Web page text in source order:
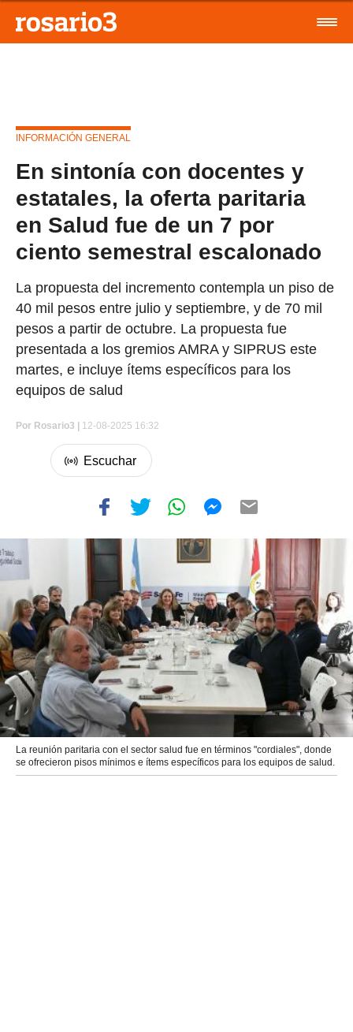
INFORMACIÓN GENERAL
En sintonía con docentes y
estatales, la oferta paritaria
en Salud fue de un 7 por
ciento semestral escalonado
La propuesta del incremento contempla un piso de
40 mil pesos entre julio y septiembre, y de 70 mil
pesos a partir de octubre. La propuesta fue
presentada a los gremios AMRA y SIPRUS este
martes, e incluye ítems específicos para los
equipos de salud
Por Rosario3 | 12-08-2025 16:32
La reunión paritaria con el sector salud fue en términos "cordiales", donde
se ofrecieron pisos mínimos e ítems específicos para los equipos de salud.